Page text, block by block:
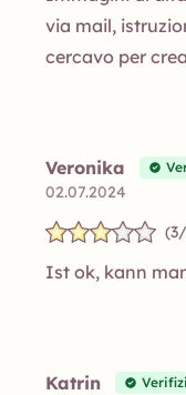
via mail,
cercavo per
Veronika
02.07.2024
Ist ok, kann
Katrin